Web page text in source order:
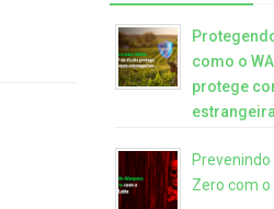
como o
protege
Zero com o